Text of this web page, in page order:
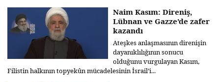
Naim Kasım: Direniş,
Lübnan ve Gazze’de zafer
kazandı
Ateşkes anlaşmasının direnişin
dayanıklılığının sonucu
olduğunu vurgulayan Kasım,
Filistin halkının topyekûn mücadelesinin İsrail’i...